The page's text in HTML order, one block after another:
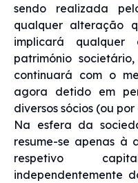
sendo realizada
qualquer alteração
implicará
património
continuará com o
agora detido em
diversos sócios (ou
Na esfera da
resume-se apenas
respetivo
independentemente